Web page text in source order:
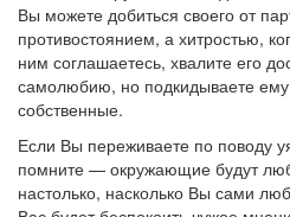
Вы можете добиться своего от
противостоянием, а хитростью,
ним соглашаетесь, хвалите его
самолюбию, но подкидываете
собственные.
Если Вы переживаете по поводу
помните — окружающие будут
настолько, насколько Вы сами